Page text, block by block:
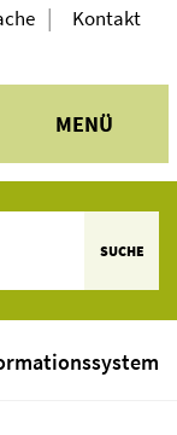
MENÜ
| Kontakt
SUCHE